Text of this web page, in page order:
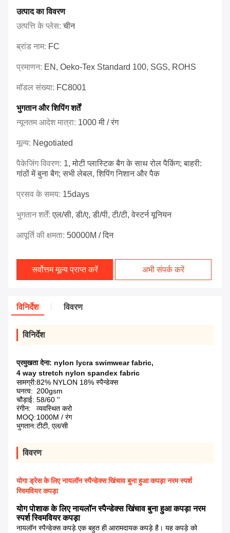
उत्पाद का विवरण
उत्पत्ति के प्लेस:चीन
ब्रांड नाम: FC
प्रमाणन: EN, Oeko-Tex Standard 100, SGS, ROHS
मॉडल संख्या: FC8001
भुगतान और शिपिंग शर्तें
न्यूनतम आदेश मात्रा: 1000 मी / रंग
मूल्य: Negotiated
पैकेजिंग विवरण: 1, मोटी प्लास्टिक बैग के साथ रोल पैकिंग; बाहरी:
गांठों में बुना बैग; सभी लेबल, शिपिंग निशान और पैक
प्रसव के समय: 15days
भुगतान शर्तें:एल/सी, डी/ए, डी/पी, टी/टी, वेस्टर्न यूनियन
आपूर्ति की क्षमता: 50000M / दिन
सर्वोत्तम मूल्य प्राप्त करें अभी संपर्क करें
विनिर्देश विवरण
विनिर्देश
प्रमुखता देना: nylon lycra swimwear fabric,
4 way stretch nylon spandex fabric
सामग्री:82% NYLON 18% स्पैन्डेक्स
घनत्व: 200gsm
चौड़ाई: 58/60 ''
रंगीन:
व्यवस्थित करो
MOQ:1000M / रंग
भुगतान:टीटी, एल/सी
विवरण
योगा ड्रेस के लिए नायलॉन स्पैन्डेक्स खिंचाव बुना हुआ कपड़ा नरम स्पर्श
स्विमवियर कपड़ा
योग पोशाक के लिए नायलॉन स्पैन्डेक्स खिंचाव बुना हुआ कपड़ा नरम
स्पर्श स्विमवियर कपड़ा
नायलॉन स्पैन्डेक्स कपड़े एक बहुत ही आरामदायक कपड़े है। यह कपड़े को